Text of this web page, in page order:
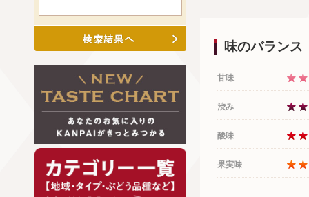
味のバランス
甘味
渋み
酸味
果実味